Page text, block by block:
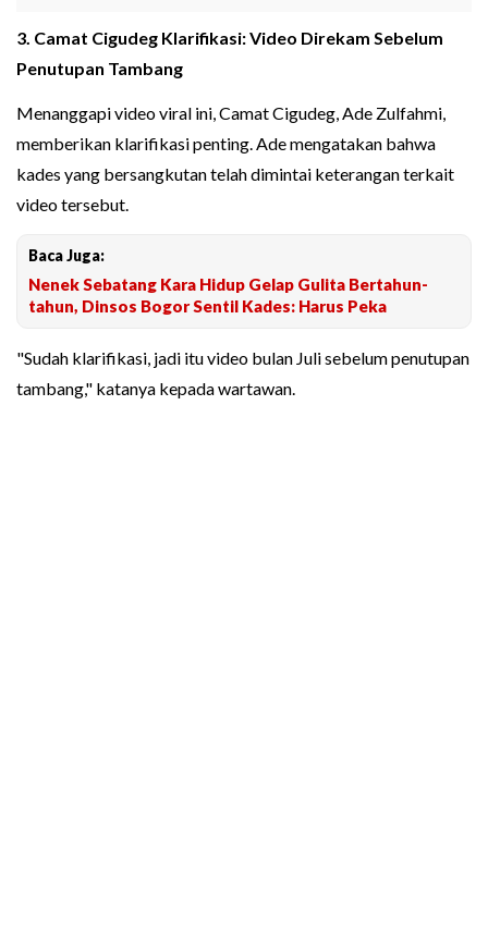
3. Camat Cigudeg Klarifikasi: Video Direkam Sebelum
Penutupan Tambang
Menanggapi video viral ini, Camat Cigudeg, Ade Zulfahmi,
memberikan klarifikasi penting. Ade mengatakan bahwa
kades yang bersangkutan telah dimintai keterangan terkait
video tersebut.
Baca Juga:
Nenek Sebatang Kara Hidup Gelap Gulita Bertahun-
tahun, Dinsos Bogor Sentil Kades: Harus Peka
"Sudah klarifikasi, jadi itu video bulan Juli sebelum penutupan
tambang," katanya kepada wartawan.